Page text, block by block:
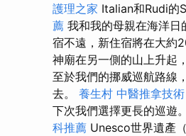
護理之家 Italian和Rudi的
薦 我和我的母親在海洋日
宿不遠，新住宿將在大約
神廟在另一側的山上升起
至於我們的挪威巡航路線
去。 養生村 中醫推拿技術
下次我們選擇更長的巡遊
科推薦 Unesco世界遺產